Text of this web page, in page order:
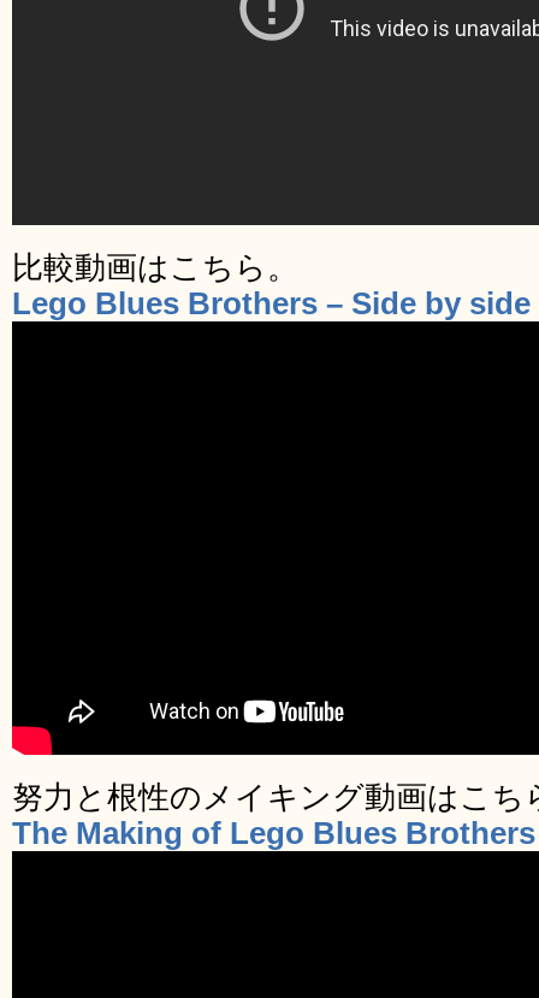
比較動画はこちら。
Lego Blues Brothers – Side by
努力と根性のメイキング動画はこ
The Making of Lego Blues Brothers